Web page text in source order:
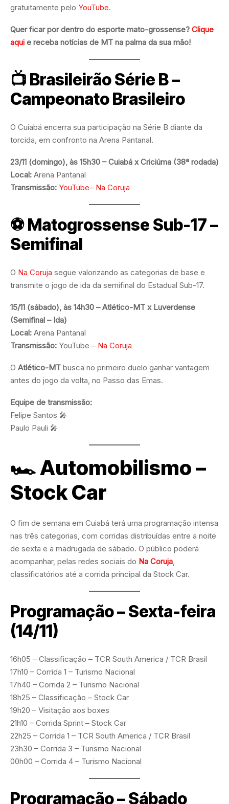
gratuitamente pelo YouTube.
Quer ficar por dentro do esporte mato-grossense? Clique
aqui e receba notícias de MT na palma da sua mão!
📺 Brasileirão Série B –
Campeonato Brasileiro
O Cuiabá encerra sua participação na Série B diante da
torcida, em confronto na Arena Pantanal.
23/11 (domingo), às 15h30 – Cuiabá x Criciúma (38ª rodada)
Local: Arena Pantanal
Transmissão: YouTube– Na Coruja
⚽Matogrossense Sub-17 –
Semifinal
O Na Coruja segue valorizando as categorias de base e
transmite o jogo de ida da semifinal do Estadual Sub-17.
15/11 (sábado), às 14h30 –Atlético-MT x Luverdense
(Semifinal – Ida)
Local: Arena Pantanal
Transmissão: YouTube – Na Coruja
O Atlético-MT busca no primeiro duelo ganhar vantagem
antes do jogo da volta, no Passo das Emas.
Equipe de transmissão:
Felipe Santos 🎤
Paulo Pauli 🎤
🏎️Automobilismo –
Stock Car
O fim de semana em Cuiabá terá uma programação intensa
nas três categorias, com corridas distribuídas entre a noite
de sexta e a madrugada de sábado. O público poderá
acompanhar, pelas redes sociais do Na Coruja,
classificatórios até a corrida principal da Stock Car.
Programação – Sexta-feira
(14/11)
16h05 – Classificação – TCR South America / TCR Brasil
17h10 – Corrida 1 – Turismo Nacional
17h40 – Corrida 2 – Turismo Nacional
18h25 – Classificação – Stock Car
19h20 – Visitação aos boxes
21h10 – Corrida Sprint – Stock Car
22h25 – Corrida 1 – TCR South America / TCR Brasil
23h30 – Corrida 3 – Turismo Nacional
00h00 – Corrida 4 – Turismo Nacional
Programação – Sábado